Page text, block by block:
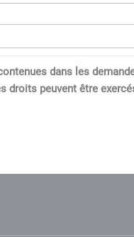
dans les
droits peuvent être